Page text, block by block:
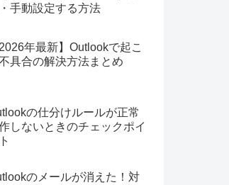
手動設定する方法
2026年最新】Outlookで起こ
具合の解決方法まとめ
の仕分けルールが正常
しないときのチェックポイ
のメールが消えた！対